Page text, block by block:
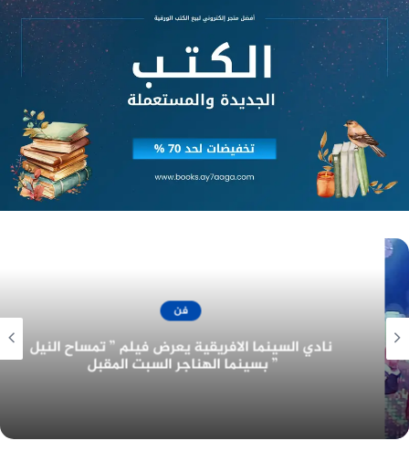
فن
نادي السينما الافريقية يعرض فيلم ” تمساح النيل
” بسينما الهناجر السبت المقبل